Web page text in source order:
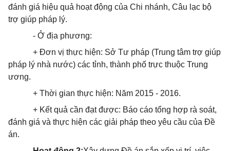
đánh giá hiệu quả hoạt động của Chi nhánh, Câu lạc bộ
trợ giúp pháp lý.
- Ở địa phương:
+ Đơn vị thực hiện: Sở Tư pháp (Trung tâm trợ giúp
pháp lý nhà nước) các tỉnh, thành phố trực thuộc Trung
ương.
+ Thời gian thực hiện: Năm 2015 - 2016.
+ Kết quả cần đạt được: Báo cáo tổng hợp rà soát,
đánh giá và thực hiện các giải pháp theo yêu cầu của Đề
án.